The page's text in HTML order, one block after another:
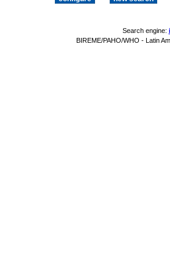
Search engine:
BIREME/PAHO/WHO - Latin